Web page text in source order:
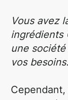
Vous avez
ingrédients
une
vos